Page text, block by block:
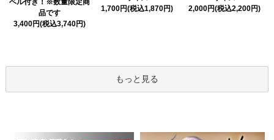
ベル付き！※数量限定商
品です
3,400円(税込3,740円)
1,700円(税込1,870円)
2,000円(税込2,200円)
もっと見る